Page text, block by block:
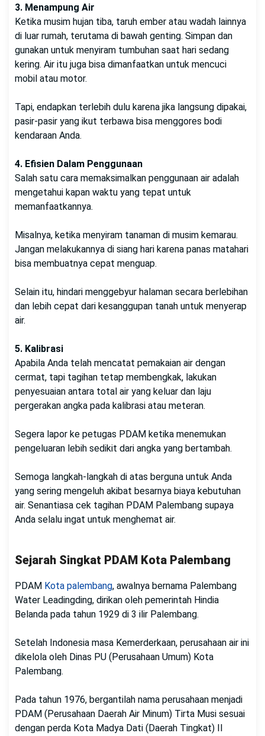
3. Menampung Air
Ketika musim hujan tiba, taruh ember atau wadah lainnya
di luar rumah, terutama di bawah genting. Simpan dan
gunakan untuk menyiram tumbuhan saat hari sedang
kering. Air itu juga bisa dimanfaatkan untuk mencuci
mobil atau motor.
Tapi, endapkan terlebih dulu karena jika langsung dipakai,
pasir-pasir yang ikut terbawa bisa menggores bodi
kendaraan Anda.
4. Efisien Dalam Penggunaan
Salah satu cara memaksimalkan penggunaan air adalah
mengetahui kapan waktu yang tepat untuk
memanfaatkannya.
Misalnya, ketika menyiram tanaman di musim kemarau.
Jangan melakukannya di siang hari karena panas matahari
bisa membuatnya cepat menguap.
Selain itu, hindari menggebyur halaman secara berlebihan
dan lebih cepat dari kesanggupan tanah untuk menyerap
air.
5. Kalibrasi
Apabila Anda telah mencatat pemakaian air dengan
cermat, tapi tagihan tetap membengkak, lakukan
penyesuaian antara total air yang keluar dan laju
pergerakan angka pada kalibrasi atau meteran.
Segera lapor ke petugas PDAM ketika menemukan
pengeluaran lebih sedikit dari angka yang bertambah.
Semoga langkah-langkah di atas berguna untuk Anda
yang sering mengeluh akibat besarnya biaya kebutuhan
air. Senantiasa cek tagihan PDAM Palembang supaya
Anda selalu ingat untuk menghemat air.
Sejarah Singkat PDAM Kota Palembang
PDAM Kota palembang, awalnya bernama Palembang
Water Leadingding, dirikan oleh pemerintah Hindia
Belanda pada tahun 1929 di 3 ilir Palembang.
Setelah Indonesia masa Kemerderkaan, perusahaan air ini
dikelola oleh Dinas PU (Perusahaan Umum) Kota
Palembang.
Pada tahun 1976, bergantilah nama perusahaan menjadi
PDAM (Perusahaan Daerah Air Minum) Tirta Musi sesuai
dengan perda Kota Madya Dati (Daerah Tingkat) II